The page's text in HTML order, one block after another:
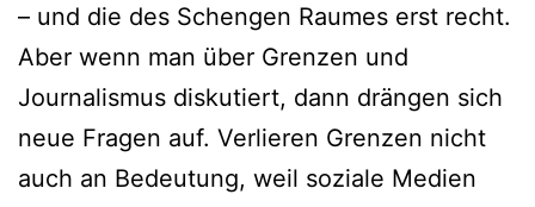
– und die des Schengen Raumes erst recht.
Aber wenn man über Grenzen und
Journalismus diskutiert, dann drängen sich
neue Fragen auf. Verlieren Grenzen nicht
auch an Bedeutung, weil soziale Medien